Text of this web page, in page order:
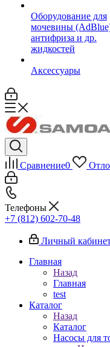
Оборудование для
мочевины
антифриза и др.
жидкостей
Аксессуары
Сравнение0
Телефоны
+7 (812) 602-70-48
Личный
Главная
Назад
Главная
test
Каталог
Назад
Каталог
Насосы для